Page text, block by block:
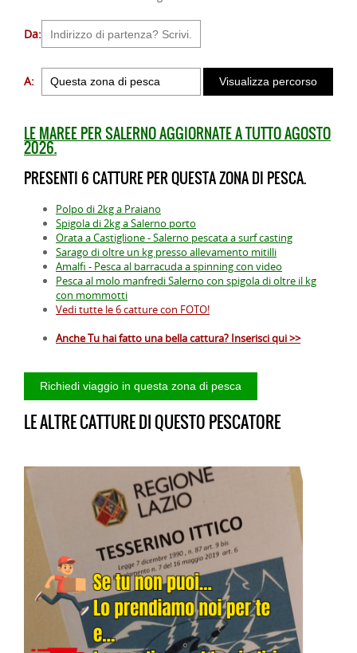
Da:
A:
LE MAREE PER SALERNO AGGIORNATE A TUTTO AGOSTO
2026.
PRESENTI 6 CATTURE PER QUESTA ZONA DI PESCA.
Polpo di 2kg a Praiano
Spigola di 2kg a Salerno porto
Orata a Castiglione - Salerno pescata a surf casting
Sarago di oltre un kg presso allevamento mitilli
Amalfi - Pesca al barracuda a spinning con video
Pesca al molo manfredi Salerno con spigola di oltre il kg
con mommotti
Vedi tutte le 6 catture con FOTO!
Anche Tu hai fatto una bella cattura? Inserisci qui >>
LE ALTRE CATTURE DI QUESTO PESCATORE